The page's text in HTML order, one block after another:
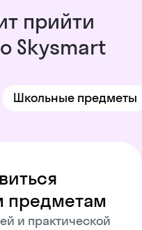
прийти
Skysmart
Школьные предметы
предметам
и практической